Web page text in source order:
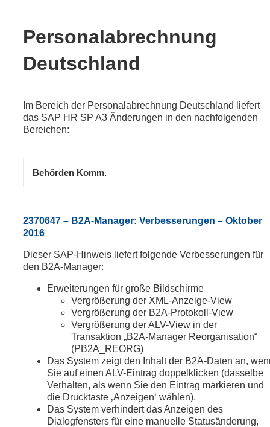
Personalabrechnung
Deutschland
Im Bereich der Personalabrechnung Deutschland liefert
das SAP HR SP A3 Änderungen in den nachfolgenden
Bereichen:
Behörden Komm.
2370647 – B2A-Manager: Verbesserungen – Oktober
2016
Dieser SAP-Hinweis liefert folgende Verbesserungen für
den B2A-Manager:
Erweiterungen für große Bildschirme
Vergrößerung der XML-Anzeige-View
Vergrößerung der B2A-Protokoll-View
Vergrößerung der ALV-View in der
Transaktion „B2A-Manager Reorganisation“
(PB2A_REORG)
Das System zeigt den Inhalt der B2A-Daten an,
Sie auf einen ALV-Eintrag doppelklicken (dasselbe
Verhalten, als wenn Sie den Eintrag markieren und
die Drucktaste ‚Anzeigen‘ wählen).
Das System verhindert das Anzeigen des
Dialogfensters für eine manuelle Statusänderung,